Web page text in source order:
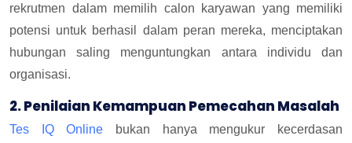
rekrutmen dalam memilih calon karyawan yang memiliki
potensi untuk berhasil dalam peran mereka, menciptakan
hubungan saling menguntungkan antara individu dan
organisasi.
2. Penilaian Kemampuan Pemecahan Masalah
Tes IQ Online bukan hanya mengukur kecerdasan